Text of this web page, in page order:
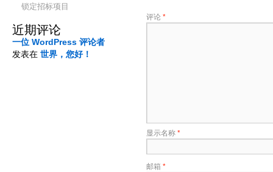
锁定招标项目
近期评论
一位 WordPress 评论者
发表在 世界，您好！
评论*
显示名称*
邮箱 *